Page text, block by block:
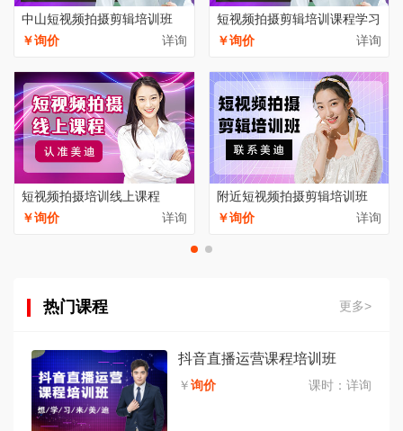
中山短视频拍摄剪辑培训班
￥询价
详询
短视频拍摄剪辑培训课程学习
￥询价
详询
短视频拍摄培训线上课程
￥询价
详询
附近短视频拍摄剪辑培训班
￥询价
详询
热门课程 更多>
抖音直播运营课程培训班
￥询价 课时： 详询